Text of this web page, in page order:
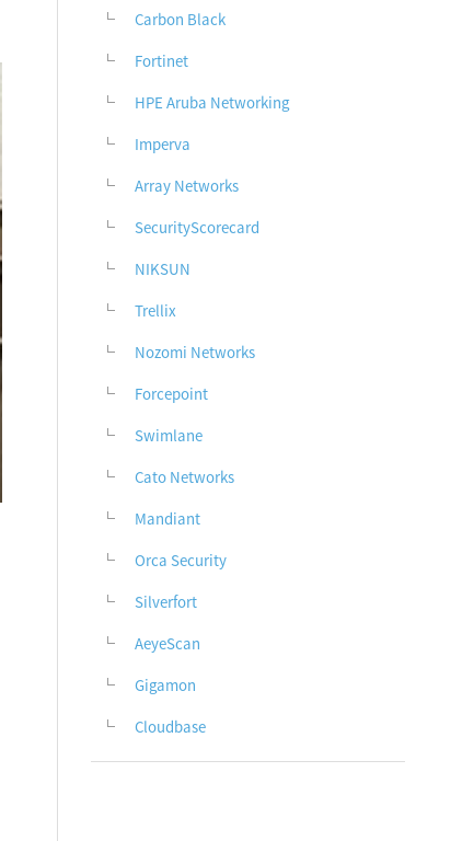
Carbon Black
Fortinet
HPE Aruba Networking
Imperva
Array Networks
SecurityScorecard
NIKSUN
Trellix
Nozomi Networks
Forcepoint
Swimlane
Cato Networks
Mandiant
Orca Security
Silverfort
AeyeScan
Gigamon
Cloudbase